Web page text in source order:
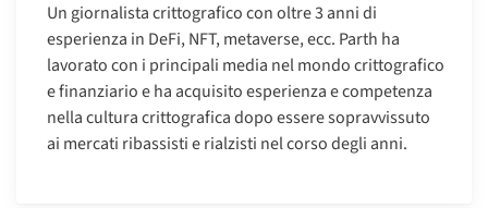
Un giornalista crittografico con oltre 3 anni di
esperienza in DeFi, NFT, metaverse, ecc. Parth ha
lavorato con i principali media nel mondo crittografico
e finanziario e ha acquisito esperienza e competenza
nella cultura crittografica dopo essere sopravvissuto
ai mercati ribassisti e rialzisti nel corso degli anni.